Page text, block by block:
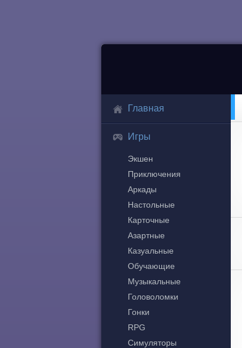
Главная
Игры
Экшен
Приключения
Аркады
Настольные
Карточные
Азартные
Казуальные
Обучающие
Музыкальные
Головоломки
Гонки
RPG
Симуляторы